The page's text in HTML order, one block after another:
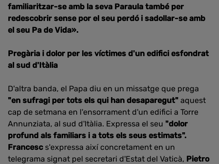
familiaritzar-seamb la seva Paraula també per
redescobrir sense por el seu perdó i sadollar-se amb
el seu Pa de Vida».
Pregària i dolor per les víctimes d'un edifici esfondrat
al sud d'Itàlia
D'altra banda, el Papa diu en un missatge que prega
"en sufragi per tots els qui han desaparegut" aquest
cap de setmana en l'ensorrament d'un edifici a Torre
Annunziata, al sud d'Itàlia. Expressa el seu "dolor
profund als familiars i a tots els seus estimats".
Francesc s'expressa així concretament en un
telegrama signat pel secretari d'Estat del Vaticà, Pietro